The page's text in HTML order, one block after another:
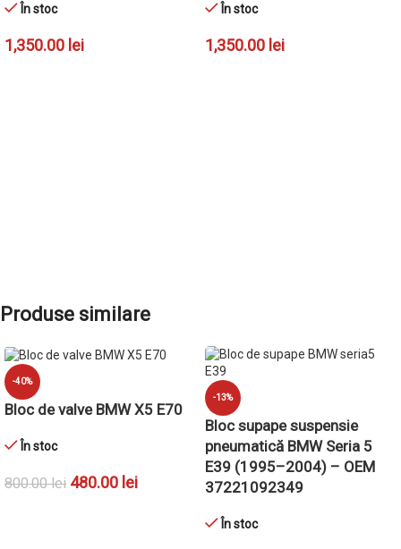
În stoc
1,350.00 lei
În stoc
1,350.00 lei
Produse similare
-40%
Bloc de valve BMW X5 E70
În stoc
800.00lei 480.00 lei
-13%
Bloc supape suspensie
pneumatică BMW Seria 5
E39 (1995–2004) – OEM
37221092349
În stoc